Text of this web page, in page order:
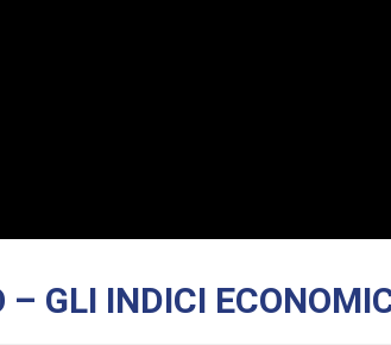
– GLI INDICI